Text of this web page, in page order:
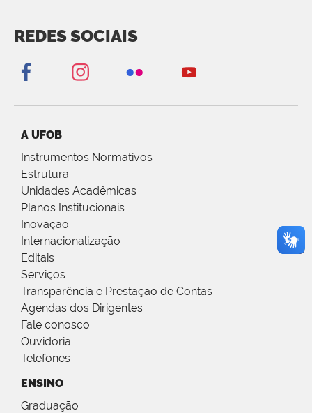
REDES SOCIAIS
A UFOB
Instrumentos Normativos
Estrutura
Unidades Acadêmicas
Planos Institucionais
Inovação
Internacionalização
Editais
Serviços
Transparência e Prestação de Contas
Agendas dos Dirigentes
Fale conosco
Ouvidoria
Telefones
ENSINO
Graduação